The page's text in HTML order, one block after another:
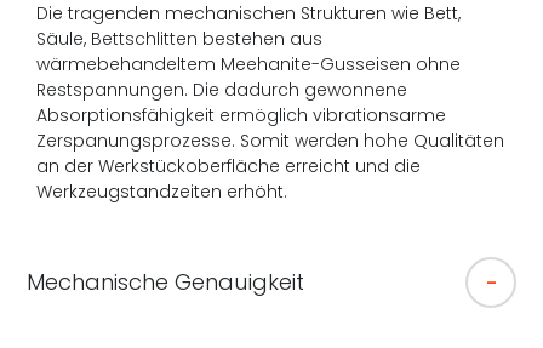
Die tragenden mechanischen Strukturen wie Bett,
Säule, Bettschlitten bestehen aus
wärmebehandeltem Meehanite-Gusseisen ohne
Restspannungen. Die dadurch gewonnene
Absorptionsfähigkeit ermöglich vibrationsarme
Zerspanungsprozesse. Somit werden hohe Qualitäten
an der Werkstückoberfläche erreicht und die
Werkzeugstandzeiten erhöht.
Mechanische Genauigkeit